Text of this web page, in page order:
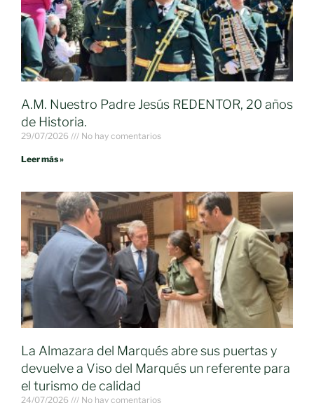
A.M. Nuestro Padre Jesús REDENTOR, 20 años
de Historia.
29/07/2026 No hay comentarios
Leer más »
La Almazara del Marqués abre sus puertas y
devuelve a Viso del Marqués un referente para
el turismo de calidad
24/07/2026 No hay comentarios